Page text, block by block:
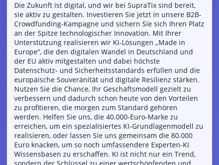
Die Zukunft ist digital, und wir bei SupraTix sind bereit,
sie aktiv zu gestalten. Investieren Sie jetzt in unsere B2B-
Crowdfunding-Kampagne und sichern Sie sich Ihren Platz
an der Spitze technologischer Innovation. Mit Ihrer
Unterstützung realisieren wir KI-Lösungen „Made in
Europe“, die den digitalen Wandel in Deutschland und
der EU aktiv mitgestalten und dabei höchste
Datenschutz- und Sicherheitsstandards erfüllen und die
europäische Souveränität und digitale Resilienz stärken.
Nutzen Sie die Chance, Ihr Geschäftsmodell gezielt zu
verbessern und dadurch schon heute von den Vorteilen
zu profitieren, die morgen zum Standard gehören
werden. Helfen Sie uns, die 40.000-Euro-Marke zu
erreichen, um ein spezialisiertes KI-Grundlagenmodell zu
realisieren, oder lassen Sie uns gemeinsam die 80.000
Euro knacken, um so noch umfassendere Experten-KI
Wissensbasen zu erschaffen. KI ist nicht nur ein Trend,